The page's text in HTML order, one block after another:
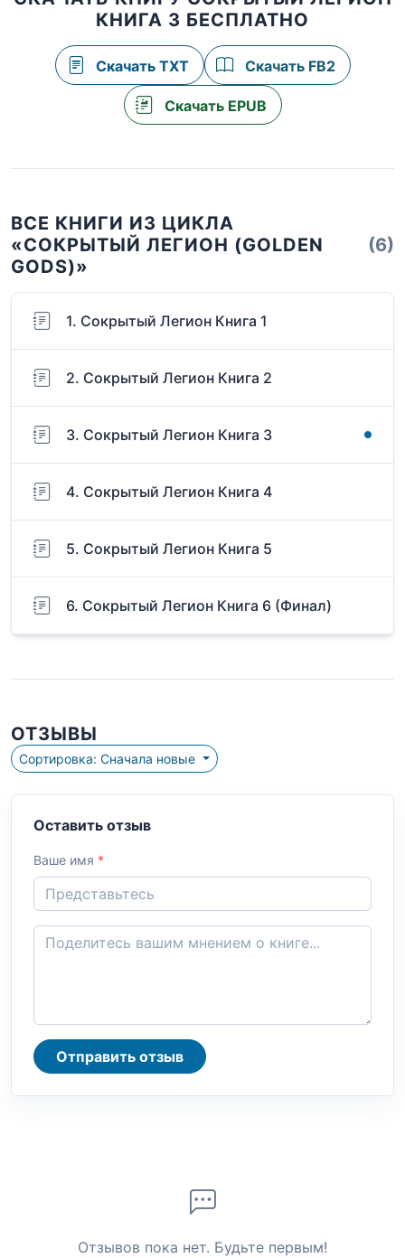
КНИГА 3 БЕСПЛАТНО
Скачать TXT Скачать FB2
Скачать EPUB
ВСЕ КНИГИ ИЗ ЦИКЛА
«СОКРЫТЫЙ ЛЕГИОН (GOLDEN
GODS)»
(6)
1. Сокрытый Легион Книга 1
2. Сокрытый Легион Книга 2
3. Сокрытый Легион Книга 3
4. Сокрытый Легион Книга 4
5. Сокрытый Легион Книга 5
6. Сокрытый Легион Книга 6 (Финал)
ОТЗЫВЫ
Сортировка: Сначала новые
Оставить отзыв
Ваше имя *
Отправить отзыв
Отзывов пока нет. Будьте первым!